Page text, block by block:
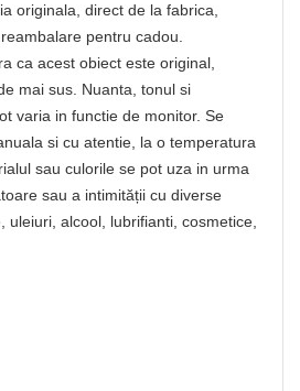
originala, direct de la fabrica,
pentru cadou.
ca acest obiect este original,
mai sus. Nuanta, tonul si
varia in functie de monitor. Se
si cu atentie, la o temperatura
sau culorile se pot uza in urma
sau a intimității cu diverse
uleiuri, alcool, lubrifianti, cosmetice,